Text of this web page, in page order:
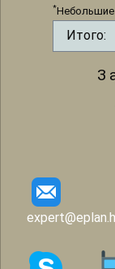
*Небольшие
Итого: